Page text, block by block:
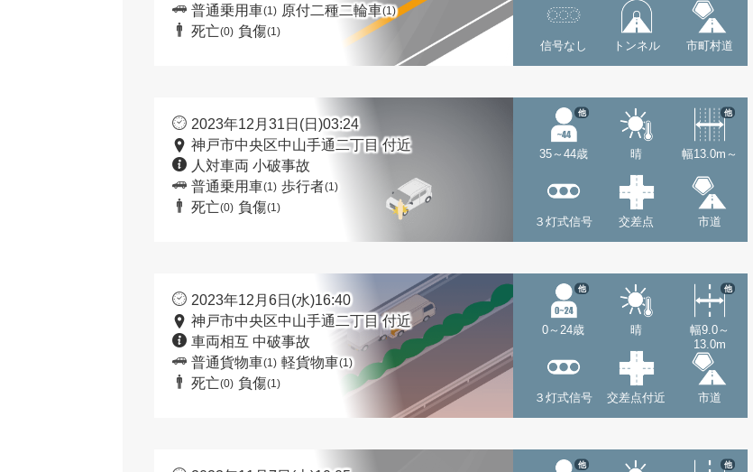
普通乗用車(1) 原付二種二輪車(1)
死亡(0) 負傷(1)
信号なし トンネル 市町村道
2023年12月31日(日)03:24
神戸市中央区中山手通二丁目 付近
人対車両 小破事故
普通乗用車(1) 歩行者(1)
死亡(0) 負傷(1)
35～44歳
他
晴 幅13.0m～
他
３灯式信号 交差点 市道
2023年12月6日(水)16:40
神戸市中央区中山手通二丁目 付近
車両相互 中破事故
普通貨物車(1) 軽貨物車(1)
死亡(0) 負傷(1)
0～24歳
他
晴
幅9.0～
13.0m
他
３灯式信号 交差点付近 市道
他 他